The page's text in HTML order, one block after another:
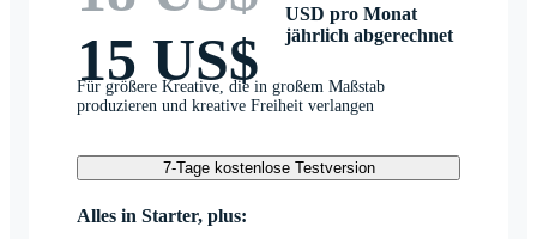
15 US$
USD pro Monat
jährlich abgerechnet
Für größere Kreative, die in großem Maßstab
produzieren und kreative Freiheit verlangen
7-Tage kostenlose Testversion
Alles in Starter, plus: